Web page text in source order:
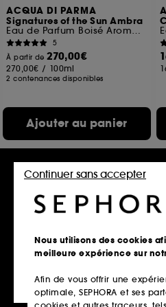
ACQUA DI PARMA
Signatures of the Sun Ambra
Eau de Parfum Boisé Aromatique
5
À partir de270,00€
270,00€ / 100ml
2 contenances disponibles
Ajouter au panier
THE 7 VIRTUES
Lotus Pear
Eau de Parfum
Clean at Sephora
Nous utilisons des cookies
meilleure expérience sur
Afin de vous offrir une
optimale, SEPHORA et ses
cookies et autres traceurs,
Continuer sans accepter